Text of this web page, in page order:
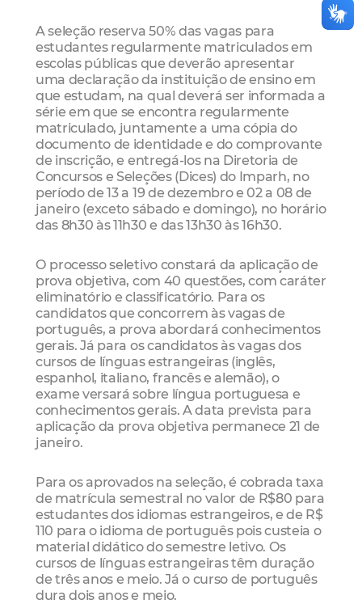
A seleção reserva 50% das vagas para
estudantes regularmente matriculados em
escolas públicas que deverão apresentar
uma declaração da instituição de ensino em
que estudam, na qual deverá ser informada a
série em que se encontra regularmente
matriculado, juntamente a uma cópia do
documento de identidade e do comprovante
de inscrição, e entregá-los na Diretoria de
Concursos e Seleções (Dices) do Imparh, no
período de 13 a 19 de dezembro e 02 a 08 de
janeiro (exceto sábado e domingo), no horário
das 8h30 às 11h30 e das 13h30 às 16h30.
O processo seletivo constará da aplicação de
prova objetiva, com 40 questões, com caráter
eliminatório e classificatório. Para os
candidatos que concorrem às vagas de
português, a prova abordará conhecimentos
gerais. Já para os candidatos às vagas dos
cursos de línguas estrangeiras (inglês,
espanhol, italiano, francês e alemão), o
exame versará sobre língua portuguesa e
conhecimentos gerais. A data prevista para
aplicação da prova objetiva permanece 21 de
janeiro.
Para os aprovados na seleção, é cobrada taxa
de matrícula semestral no valor de R$80 para
estudantes dos idiomas estrangeiros, e de R$
110 para o idioma de português pois custeia o
material didático do semestre letivo. Os
cursos de línguas estrangeiras têm duração
de três anos e meio. Já o curso de português
dura dois anos e meio.